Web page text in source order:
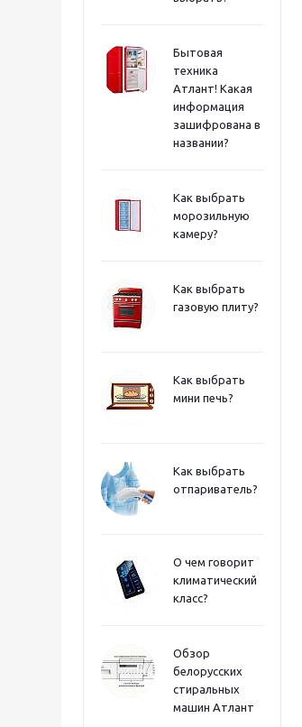
Бытовая
техника
Атлант! Какая
информация
зашифрована в
названии?
Как выбрать
морозильную
камеру?
Как выбрать
газовую плиту?
Как выбрать
мини печь?
Как выбрать
отпариватель?
О чем говорит
климатический
класс?
Обзор
белорусских
стиральных
машин Атлант